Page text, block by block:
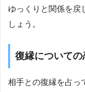
ゆっくりと関係を戻
しょう。
復縁について
相手との復縁を占っ